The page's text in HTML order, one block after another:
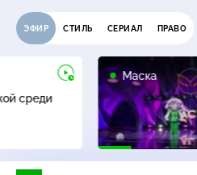
ЭФИР СТИЛЬ СЕРИАЛ ПРАВО
среди
Маска